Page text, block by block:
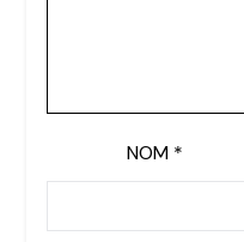
NOM *